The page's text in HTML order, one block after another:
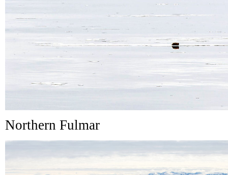
Northern Fulmar